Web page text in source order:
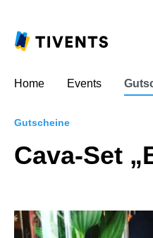
Home Events
Gutscheine
Cava-Set